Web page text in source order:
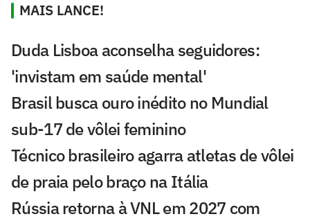
MAIS LANCE!
Duda Lisboa aconselha seguidores:
'invistam em saúde mental'
Brasil busca ouro inédito no Mundial
sub-17 de vôlei feminino
Técnico brasileiro agarra atletas de vôlei
de praia pelo braço na Itália
Rússia retorna à VNL em 2027 com